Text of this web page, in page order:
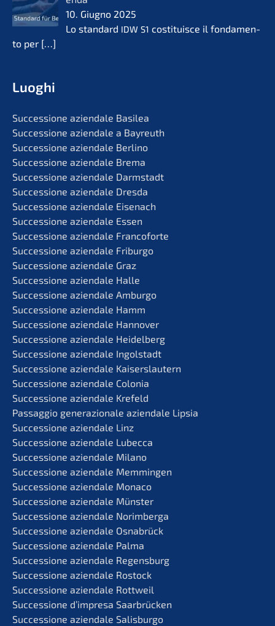
10. Giugno 2025
Lo standard IDW S1 costi­tuis­ce il fonda­men­
to per […]
Luoghi
Succes­sio­ne aziend­a­le Basilea
Succes­sio­ne aziend­a­le a Bayreuth
Succes­sio­ne aziend­a­le Berlino
Succes­sio­ne aziend­a­le Brema
Succes­sio­ne aziend­a­le Darmstadt
Succes­sio­ne aziend­a­le Dresda
Succes­sio­ne aziend­a­le Eisenach
Succes­sio­ne aziend­a­le Essen
Succes­sio­ne aziend­a­le Francoforte
Succes­sio­ne aziend­a­le Friburgo
Succes­sio­ne aziend­a­le Graz
Succes­sio­ne aziend­a­le Halle
Succes­sio­ne aziend­a­le Amburgo
Succes­sio­ne aziend­a­le Hamm
Succes­sio­ne aziend­a­le Hannover
Succes­sio­ne aziend­a­le Heidelberg
Succes­sio­ne aziend­a­le Ingolstadt
Succes­sio­ne aziend­a­le Kaiserslautern
Succes­sio­ne aziend­a­le Colonia
Succes­sio­ne aziend­a­le Krefeld
Passag­gio genera­zio­na­le aziend­a­le Lipsia
Succes­sio­ne aziend­a­le Linz
Succes­sio­ne aziend­a­le Lubecca
Succes­sio­ne aziend­a­le Milano
Succes­sio­ne aziend­a­le Memmingen
Succes­sio­ne aziend­a­le Monaco
Succes­sio­ne aziend­a­le Münster
Succes­sio­ne aziend­a­le Norimberga
Succes­sio­ne aziend­a­le Osnabrück
Succes­sio­ne aziend­a­le Palma
Succes­sio­ne aziend­a­le Regensburg
Succes­sio­ne aziend­a­le Rostock
Succes­sio­ne aziend­a­le Rottweil
Succes­sio­ne d’impre­sa Saarbrücken
Succes­sio­ne aziend­a­le Salisburgo